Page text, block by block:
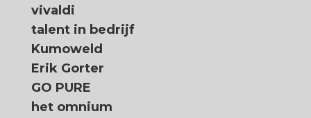
vivaldi
talent in bedrijf
Kumoweld
Erik Gorter
GO PURE
het omnium